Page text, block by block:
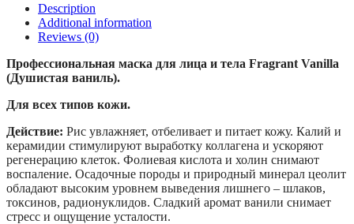
Description
Additional information
Reviews (0)
Профессиональная маска для лица и тела Fragrant Vanilla
(Душистая ваниль).
Для всех типов кожи.
Действие: Рис увлажняет, отбеливает и питает кожу. Калий и
керамидии стимулируют выработку коллагена и ускоряют
регенерацию клеток. Фолиевая кислота и холин снимают
воспаление. Осадочные породы и природный минерал цеолит
обладают высоким уровнем выведения лишнего – шлаков,
токсинов, радионуклидов. Сладкий аромат ванили снимает
стресс и ощущение усталости.